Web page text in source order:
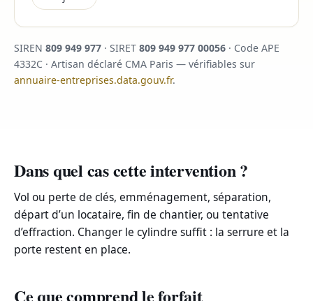
SIREN 809 949 977 · SIRET 809 949 977 00056 · Code APE
4332C · Artisan déclaré CMA Paris — vérifiables sur
annuaire-entreprises.data.gouv.fr.
Dans quel cas cette intervention ?
Vol ou perte de clés, emménagement, séparation,
départ d’un locataire, fin de chantier, ou tentative
d’effraction. Changer le cylindre suffit : la serrure et la
porte restent en place.
Ce que comprend le forfait